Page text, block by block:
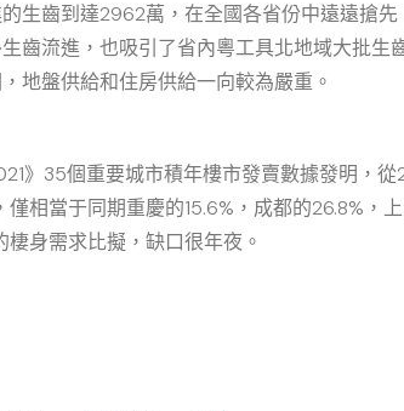
齒到達2962萬，在全國各省份中遠遠搶先
齒流進，也吸引了省內粵工具北地域大批
地盤供給和住房供給一向較為嚴重。
35個重要城市積年樓市發賣數據發明，從
相當于同期重慶的15.6%，成都的26.8%，
身需求比擬，缺口很年夜。